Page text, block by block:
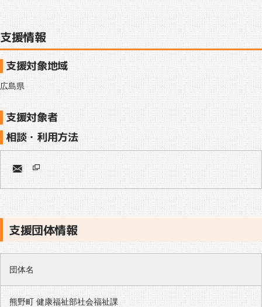
支援情報
支援対象地域
広島県
支援対象者
相談・利用方法
支援団体情報
団体名
熊野町 健康福祉部社会福祉課